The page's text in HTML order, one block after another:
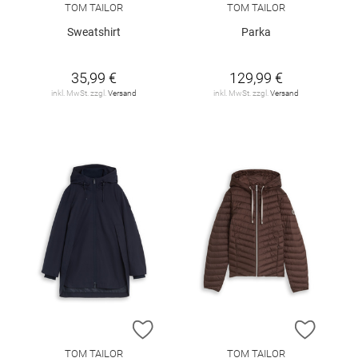
TOM TAILOR
Sweatshirt
35,99 €
inkl. MwSt. zzgl. Versand
TOM TAILOR
Parka
129,99 €
inkl. MwSt. zzgl. Versand
ZUR WUNSCHLISTE HINZUFÜGEN
TOM TAILOR
ZUR
TOM TAILOR